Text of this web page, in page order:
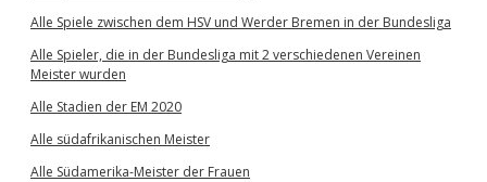
Alle Spiele zwischen dem HSV und Werder Bremen in der Bundesliga
Alle Spieler, die in der Bundesliga mit 2 verschiedenen Vereinen
Meister wurden
Alle Stadien der EM 2020
Alle südafrikanischen Meister
Alle Südamerika-Meister der Frauen